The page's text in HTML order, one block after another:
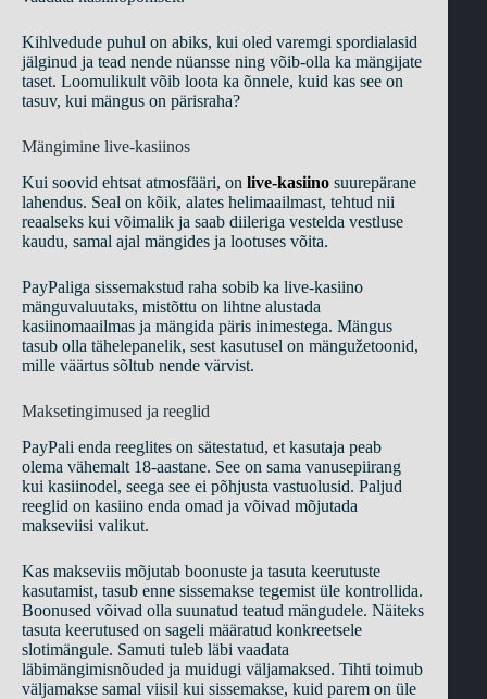
Kihlvedude puhul on abiks, kui oled varemgi spordialasid
jälginud ja tead nende nüansse ning võib-olla ka mängijate
taset. Loomulikult võib loota ka õnnele, kuid kas see on
tasuv, kui mängus on pärisraha?
Mängimine live-kasiinos
Kui soovid ehtsat atmosfääri, on live-kasiino suurepärane
lahendus. Seal on kõik, alates helimaailmast, tehtud nii
reaalseks kui võimalik ja saab diileriga vestelda vestluse
kaudu, samal ajal mängides ja lootuses võita.
PayPaliga sissemakstud raha sobib ka live-kasiino
mänguvaluutaks, mistõttu on lihtne alustada
kasiinomaailmas ja mängida päris inimestega. Mängus
tasub olla tähelepanelik, sest kasutusel on mängužetoonid,
mille väärtus sõltub nende värvist.
Maksetingimused ja reeglid
PayPali enda reeglites on sätestatud, et kasutaja peab
olema vähemalt 18-aastane. See on sama vanusepiirang
kui kasiinodel, seega see ei põhjusta vastuolusid. Paljud
reeglid on kasiino enda omad ja võivad mõjutada
makseviisi valikut.
Kas makseviis mõjutab boonuste ja tasuta keerutuste
kasutamist, tasub enne sissemakse tegemist üle kontrollida.
Boonused võivad olla suunatud teatud mängudele. Näiteks
tasuta keerutused on sageli määratud konkreetsele
slotimängule. Samuti tuleb läbi vaadata
läbimängimisnõuded ja muidugi väljamaksed. Tihti toimub
väljamakse samal viisil kui sissemakse, kuid parem on üle